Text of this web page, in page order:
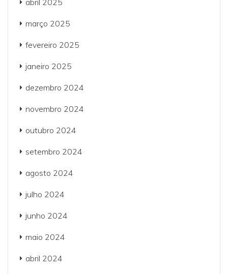
abril 2025
março 2025
fevereiro 2025
janeiro 2025
dezembro 2024
novembro 2024
outubro 2024
setembro 2024
agosto 2024
julho 2024
junho 2024
maio 2024
abril 2024